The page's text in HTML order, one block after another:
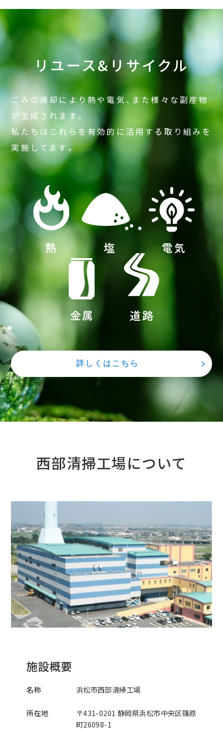
リユース&リサイクル
ごみの焼却により熱や電気、また様々な副産物
が生成されます。
私たちはこれらを有効的に活用する取り組みを
実施してます。
詳しくはこちら
西部清掃工場について
施設概要
名称 浜松市西部清掃工場
所在地
〒431-0201 静岡県浜松市中央区篠原
町26098-1